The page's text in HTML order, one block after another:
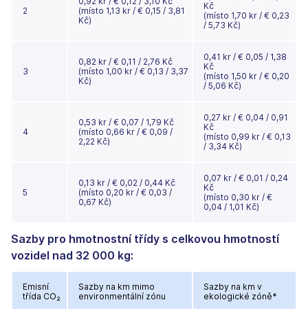
2
(místo 1,13 kr / € 0,15 / 3,81
Kč)
Kč
(místo 1,70 kr / € 0,23
/ 5,73 Kč)
3
0,82 kr / € 0,11 / 2,76 Kč
(místo 1,00 kr / € 0,13 / 3,37
Kč)
0,41 kr / € 0,05 / 1,38
Kč
(místo 1,50 kr / € 0,20
/ 5,06 Kč)
4
0,53 kr / € 0,07 / 1,79 Kč
(místo 0,66 kr / € 0,09 /
2,22 Kč)
0,27 kr / € 0,04 / 0,91
Kč
(místo 0,99 kr / € 0,13
/ 3,34 Kč)
5
0,13 kr / € 0,02 / 0,44 Kč
(místo 0,20 kr / € 0,03 /
0,67 Kč)
0,07 kr / € 0,01 / 0,24
Kč
(místo 0,30 kr / €
0,04 / 1,01 Kč)
Sazby pro hmotnostní třídy s celkovou hmotností
vozidel nad 32 000 kg:
Emisní
třída CO₂
Sazby na km mimo
environmentální zónu
Sazby na km v
ekologické zóně*